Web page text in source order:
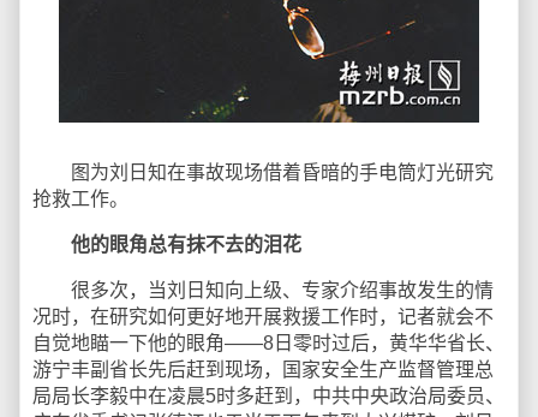
图为刘日知在事故现场借着昏暗的手电筒灯光研究
抢救工作。
他的眼角总有抹不去的泪花
很多次，当刘日知向上级、专家介绍事故发生的情
况时，在研究如何更好地开展救援工作时，记者就会不
自觉地瞄一下他的眼角——8日零时过后，黄华华省长、
游宁丰副省长先后赶到现场，国家安全生产监督管理总
局局长李毅中在凌晨5时多赶到，中共中央政治局委员、